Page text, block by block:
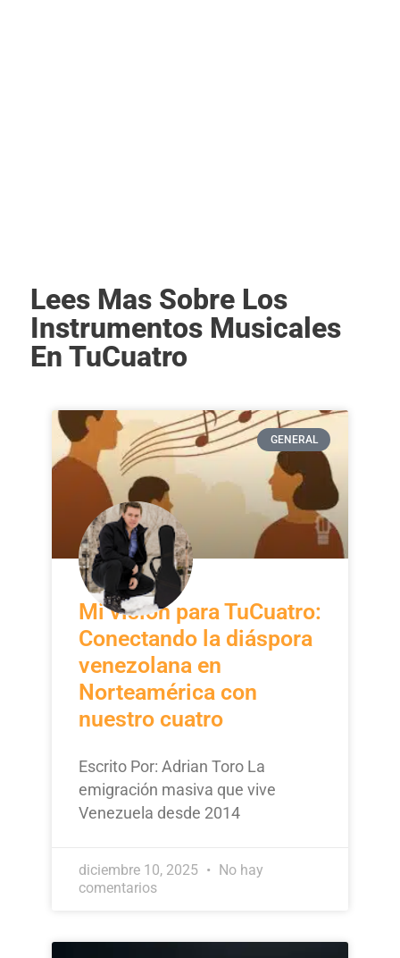
Lees Mas Sobre Los
Instrumentos Musicales
En TuCuatro
GENERAL
Mi visión para TuCuatro:
Conectando la diáspora
venezolana en
Norteamérica con
nuestro cuatro
Escrito Por: Adrian Toro La
emigración masiva que vive
Venezuela desde 2014
diciembre 10, 2025
No hay
comentarios